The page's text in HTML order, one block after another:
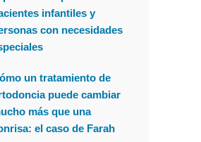
infantiles y
con necesidades
un tratamiento de
puede cambiar
más que una
el caso de Farah